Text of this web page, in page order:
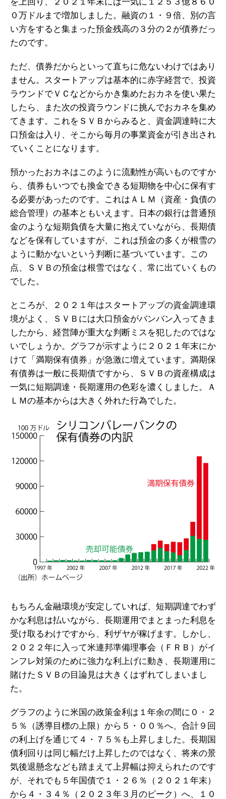
０万ドルまで増加しました。融資の１・９倍、別の言
い方をすると集まった預金残高の３分の２が債券だっ
たのです。
ただ、債券だからといって直ちに危ないわけではあり
ません。スタートアップは基本的に赤字経営で、投資
ラウンドでＶＣなどからかき集めたおカネを使い果た
したら、また次の投資ラウンドに挑んでおカネを集め
てきます。これをＳＶＢからみると、資金調達時に大
口預金は入り、そこから毎月の事業資金が引き出され
ていくことになります。
預かったおカネはこのように流動性が高いものですか
ら、債券もいつでも換金できる短期物を中心に保有す
る必要があったのです。これはＡＬＭ（資産・負債の
総合管理）の基本ともいえます。日本の銀行は普通預
金のような短期負債を大量に抱えていながら、長期債
などを保有していますが、これは預金の多くが根雪の
ように動かないという判断に基づいています。この
点、ＳＶＢの預金は根雪ではなく、常に出ていくもの
でした。
ところが、２０２１年はスタートアップの資金調達環
境がよく、ＳＶＢには大口預金がバンバン入ってきま
したから、経営陣が重大な判断ミスを犯したのではな
いでしょうか。グラフが示すように２０２１年末にか
けて「満期保有債券」が急激に増えています。満期保
有債券は一般に長期債ですから、ＳＶＢの資産構成は
一気に短期調達・長期運用の色彩を濃くしました。Ａ
ＬＭの基本からは大きく外れた行為でした。
もちろん金融環境が安定していれば、短期調達でわず
かな利息は払いながら、長期運用でまとまった利息を
受け取るわけですから、利ザヤが稼げます。しかし、
２０２２年に入って米連邦準備理事会（ＦＲＢ）がイ
ンフレ対策のために強力な利上げに動き、長期運用に
賭けたＳＶＢの目論見は大きくはずれてしまいまし
た。
グラフのように米国の政策金利は１年余の間に０・２
５％（誘導目標の上限）から５・００％へ、合計９回
の利上げを通じて４・７５％も上昇しました。長期国
債利回りは同じ幅だけ上昇したのではなく、将来の景
気後退懸念なども踏まえて上昇幅は抑えられたのです
が、それでも５年国債で１・２６％（２０２１年末）
から４・３４％（２０２３年３月のピーク）へ、１０